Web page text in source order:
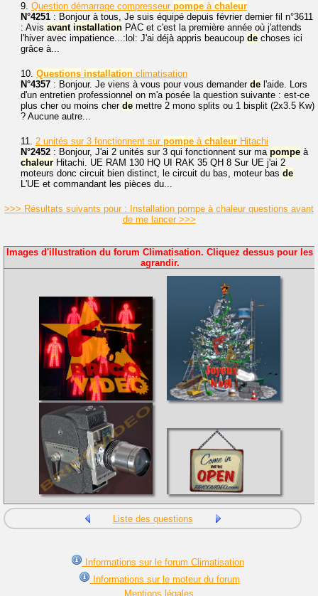
9. Question démarrage compresseur pompe à chaleur
N°4251 : Bonjour à tous, Je suis équipé depuis février dernier fil n°3611
: Avis avant installation PAC et c'est la première année où j'attends
l'hiver avec impatience...:lol: J'ai déjà appris beaucoup de choses ici
grâce à...
10. Questions installation climatisation
N°4357 : Bonjour. Je viens à vous pour vous demander de l'aide. Lors
d'un entretien professionnel on m'a posée la question suivante : est-ce
plus cher ou moins cher de mettre 2 mono splits ou 1 bisplit (2x3.5 Kw)
? Aucune autre...
11. 2 unités sur 3 fonctionnent sur pompe à chaleur Hitachi
N°2452 : Bonjour, J'ai 2 unités sur 3 qui fonctionnent sur ma pompe à
chaleur Hitachi. UE RAM 130 HQ UI RAK 35 QH 8 Sur UE j'ai 2
moteurs donc circuit bien distinct, le circuit du bas, moteur bas de
L'UE et commandant les pièces du...
>>> Résultats suivants pour : Installation pompe à chaleur questions avant
de me lancer >>>
Images d'illustration du forum Climatisation. Cliquez dessus pour les
agrandir.
Liste des questions
Informations sur le forum Climatisation
Informations sur le moteur du forum
Mentions légales